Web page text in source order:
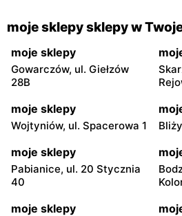
moje sklepy sklepy w
moje sklepy
Gowarczów, ul. Giełzów
28B
moje sklepy
Wojtyniów, ul. Spacerowa 1
moje sklepy
Pabianice, ul. 20 Stycznia
40
moje sklepy